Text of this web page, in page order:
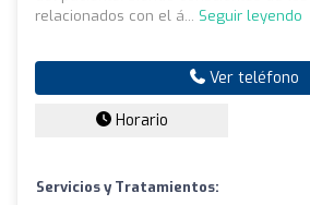
relacionados con el á... Seguir leyendo
Ver teléfono
Horario
Servicios y Tratamientos: